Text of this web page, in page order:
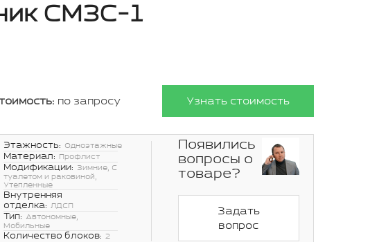
СМЗС-1
по запросу Узнать стоимость
Этажность: Одноэтажные
Материал: Профлист
Модификации: Зимние, С
туалетом и раковиной,
Утепленные
Внутренняя
отделка: ЛДСП
Тип: Автономные,
Мобильные
Количество блоков: 2
Появились
вопросы о
товаре?
Задать
вопрос